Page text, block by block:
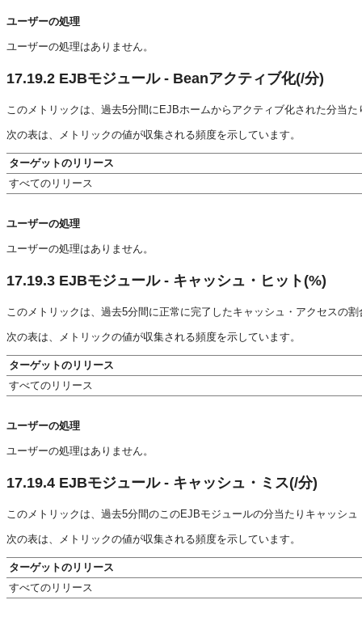
ユーザーの処理
ユーザーの処理はありません。
17.19.2 EJBモジュール - Beanアクティブ化(/分)
このメトリックは、過去5分間にEJBホームからアクティブ化された分当
次の表は、メトリックの値が収集される頻度を示しています。
ターゲットのリリース
すべてのリリース
ユーザーの処理
ユーザーの処理はありません。
17.19.3 EJBモジュール - キャッシュ・ヒット(%)
このメトリックは、過去5分間に正常に完了したキャッシュ・アクセスの
次の表は、メトリックの値が収集される頻度を示しています。
ターゲットのリリース
すべてのリリース
ユーザーの処理
ユーザーの処理はありません。
17.19.4 EJBモジュール - キャッシュ・ミス(/分)
このメトリックは、過去5分間のこのEJBモジュールの分当たりキャッシ
次の表は、メトリックの値が収集される頻度を示しています。
ターゲットのリリース
すべてのリリース